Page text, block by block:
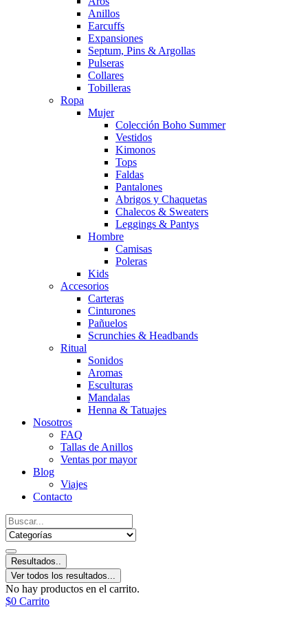
Anillos
Earcuffs
Expansiones
Septum, Pins & Argollas
Pulseras
Collares
Tobilleras
Ropa
Mujer
Colección Boho Summer
Vestidos
Kimonos
Tops
Faldas
Pantalones
Abrigos y Chaquetas
Chalecos & Sweaters
Leggings & Pantys
Hombre
Camisas
Poleras
Kids
Accesorios
Carteras
Cinturones
Pañuelos
Scrunchies & Headbands
Ritual
Sonidos
Aromas
Esculturas
Mandalas
Henna & Tatuajes
Nosotros
FAQ
Tallas de Anillos
Ventas por mayor
Blog
Viajes
Contacto
Resultados..
Ver todos los resultados...
No hay productos en el carrito.
$0 Carrito